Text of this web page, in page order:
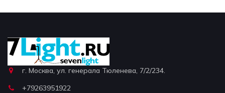
г. Москва, ул. генерала Тюленева, 7/2/234.
+79263951922